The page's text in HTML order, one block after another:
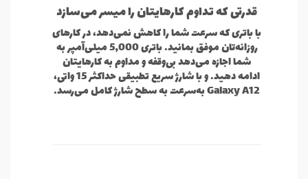
قدرتی که تداوم کارهایتان را میسر می‌سازد
با باتری که سرعت شما را کاهش نمی‌دهد، در کارهای
روزانه‌تان موفق بمانید. باتری 5,000 میلی‌آمپر به
شما اجازه می‌دهد بی‌وقفه و مداوم به کارهایتان
ادامه دهید. و با شارژ سریع تطبیقی حداکثر 15 واتی،
Galaxy A12 به‌سرعت به سطح شارژ کامل می‌رسد.